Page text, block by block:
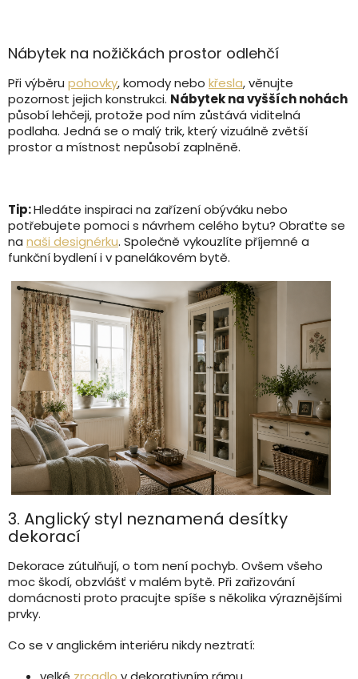
Nábytek na nožičkách prostor odlehčí
Při výběru pohovky, komody nebo křesla, věnujte
pozornost jejich konstrukci. Nábytek na vyšších nohách
působí lehčeji, protože pod ním zůstává viditelná
podlaha. Jedná se o malý trik, který vizuálně zvětší
prostor a místnost nepůsobí zaplněně.
Tip:Hledáte inspiraci na zařízení obýváku nebo
potřebujete pomoci s návrhem celého bytu? Obraťte se
na naši designérku. Společně vykouzlíte příjemné a
funkční bydlení i v panelákovém bytě.
3. Anglický styl neznamená desítky
dekorací
Dekorace zútulňují, o tom není pochyb. Ovšem všeho
moc škodí, obzvlášť v malém bytě. Při zařizování
domácnosti proto pracujte spíše s několika výraznějšími
prvky.
Co se v anglickém interiéru nikdy neztratí: